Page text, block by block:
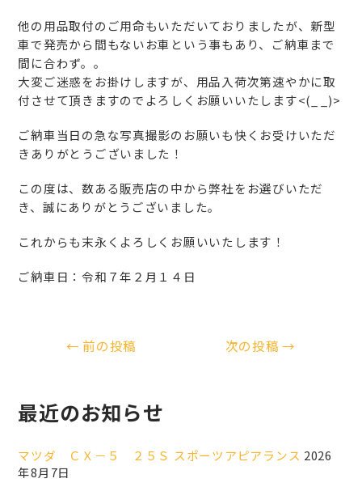
他の用品取付のご用命もいただいておりましたが、新型
車で発売から間もないお車という事もあり、ご納車まで
間に合わず。。
大変ご迷惑をお掛けしますが、用品入荷次第速やかに取
付させて頂きますのでよろしくお願いいたします<(_ _)>
ご納車当日の急な写真撮影のお願いも快くお受けいただ
きありがとうございました！
この度は、数ある販売店の中から弊社をお選びいただ
き、誠にありがとうございました。
これからも末永くよろしくお願いいたします！
ご納車日：令和７年２月１４日
← 前の投稿 次の投稿→
最近のお知らせ
マツダ ＣＸ－５ ２５Ｓ スポーツアピアランス 2026
年8月7日